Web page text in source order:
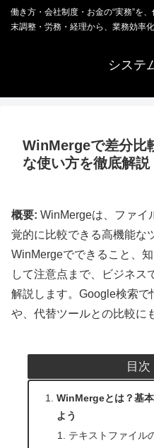
働き方・会社制度・お金の“実務”を
末調整・労務・経理から、業務効率
システ
WinMergeで差分比
な使い方を徹底解説
概要: WinMergeは、ファイ
覚的に比較できる高機能な
WinMergeでできること、
して注意点まで、ビジネス
解説します。Google検索で
や、代替ツールとの比較に
目次
WinMergeとは？基
よう
テキストファイル